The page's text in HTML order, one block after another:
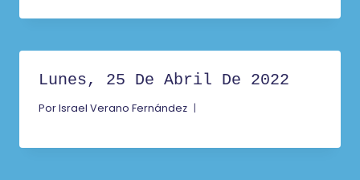
Lunes, 25 De Abril De 2022
PorIsrael Verano Fernández